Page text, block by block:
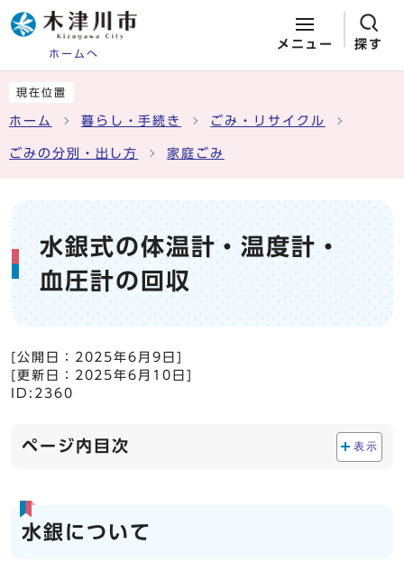
ホームへ
メニュー 探す
現在位置
ホーム 暮らし・手続き ごみ・リサイクル
ごみの分別・出し方 家庭ごみ
水銀式の体温計・温度計・
血圧計の回収
[公開日： 2025年6月9日
[更新日： 2025年6月10日
ID:2360
ページ内目次 表示
水銀について